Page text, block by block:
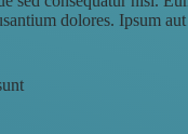
dolores. Ipsum